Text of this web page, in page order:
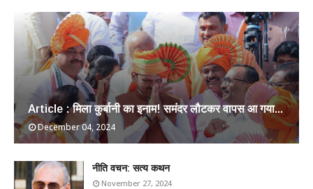
Article : मिला कुर्बानी का इनाम! समंदर लौटकर वापस आ गया...
December 04, 2024
​नीति वचन: सत्य कथन
November 27, 2024